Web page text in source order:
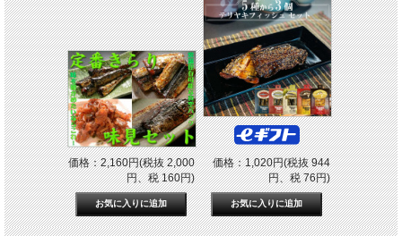
価格：2,160円(税抜 2,000
円、税 160円)
価格：1,020円(税抜 944
円、税 76円)